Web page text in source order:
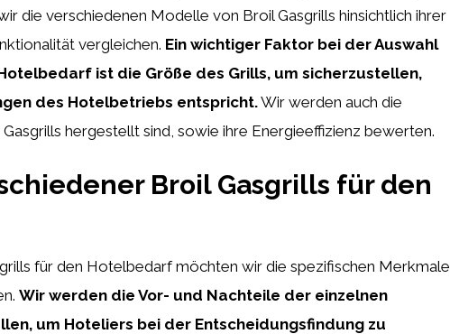
die verschiedenen Modelle von Broil Gasgrills hinsichtlich ihrer
vergleichen. Ein wichtiger Faktor bei der Auswahl
ist die Größe des Grills, um sicherzustellen,
des Hotelbetriebs entspricht.Wir werden auch die
hergestellt sind, sowie ihre Energieeffizienz bewerten.
Broil Gasgrills für den
für den Hotelbedarf möchten wir die spezifischen Merkmale
Wir werden die Vor- und Nachteile der einzelnen
um Hoteliers bei der Entscheidungsfindung zu